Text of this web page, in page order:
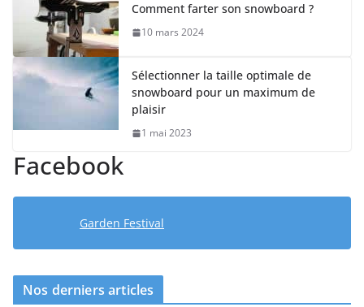
Comment farter son snowboard ?
10 mars 2024
Sélectionner la taille optimale de
snowboard pour un maximum de
plaisir
1 mai 2023
Facebook
Garden Festival
Nos derniers articles